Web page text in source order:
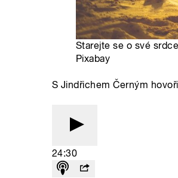
Starejte se o své
Pixabay
S Jindřichem Černým
24:30